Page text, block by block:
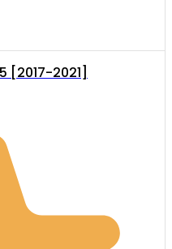
[2017-2021]